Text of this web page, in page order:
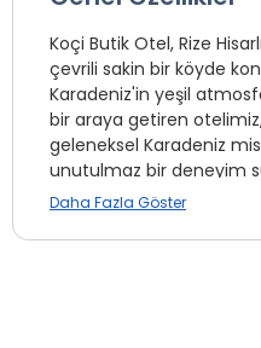
Koçi Butik Otel, Rize
çevrili sakin bir köyde
Karadeniz'in yeşil
bir araya getiren
geleneksel Karadeniz
unutulmaz bir deneyim
doğasında doğa
konaklama deneyimi
Daha Fazla Göster